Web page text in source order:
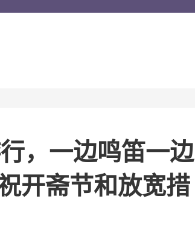
，一边鸣笛一边
开斋节和放宽措